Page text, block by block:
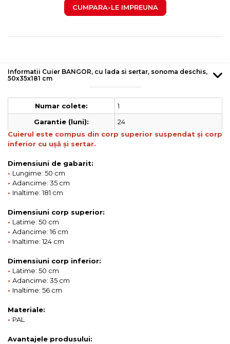
CUMPARA-LE IMPREUNA
Informatii Cuier BANGOR, cu lada si sertar, sonoma deschis,
50x35x181 cm
Numar colete:
1
Garantie (luni):
24
Cuierul este compus din corp superior suspendat și corp
inferior cu ușă și sertar.
Dimensiuni de gabarit:
• Lungime: 50 cm
• Adancime: 35 cm
• Inaltime: 181 cm
Dimensiuni corp superior:
• Latime: 50 cm
• Adancime: 16 cm
• Inaltime: 124 cm
Dimensiuni corp inferior:
• Latime: 50 cm
• Adancime: 35 cm
• Inaltime: 56 cm
Materiale:
• PAL
Avantajele produsului: